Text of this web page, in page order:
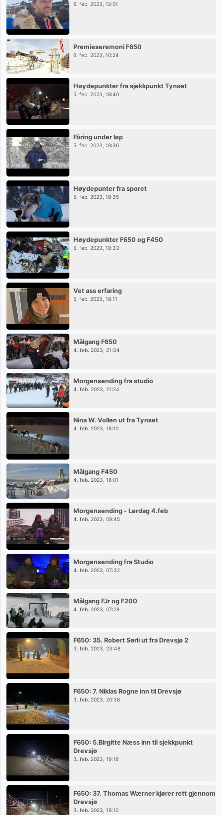
6. feb. 2023, 12:01
Premieseremoni F650
6. feb. 2023, 10:24
Høydepunkter fra sjekkpunkt Tynset
5. feb. 2023, 18:40
Fôring under løp
5. feb. 2023, 18:36
Høydepunter fra sporet
5. feb. 2023, 18:35
Høydepunkter F650 og F450
5. feb. 2023, 18:33
Vet ass erfaring
5. feb. 2023, 18:11
Målgang F650
4. feb. 2023, 21:34
Morgensending fra studio
4. feb. 2023, 21:24
Nina W. Vollen ut fra Tynset
4. feb. 2023, 18:10
Målgang F450
4. feb. 2023, 16:01
Morgensending - Lørdag 4.feb
4. feb. 2023, 09:45
Morgensending fra Studio
4. feb. 2023, 07:32
Målgang FJr og F200
4. feb. 2023, 07:28
F650: 35. Robert Sørli ut fra Drevsjø 2
3. feb. 2023, 23:48
F650: 7. Niklas Rogne inn til Drevsjø
3. feb. 2023, 20:38
F650: 5.Birgitte Næss inn til sjekkpunkt
Drevsjø
3. feb. 2023, 19:16
F650: 37. Thomas Wærner kjører rett gjennom
Drevsjø
3. feb. 2023, 19:10